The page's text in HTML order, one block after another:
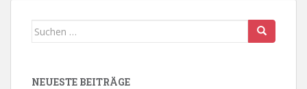
Suchen
NEUESTE BEITRÄGE